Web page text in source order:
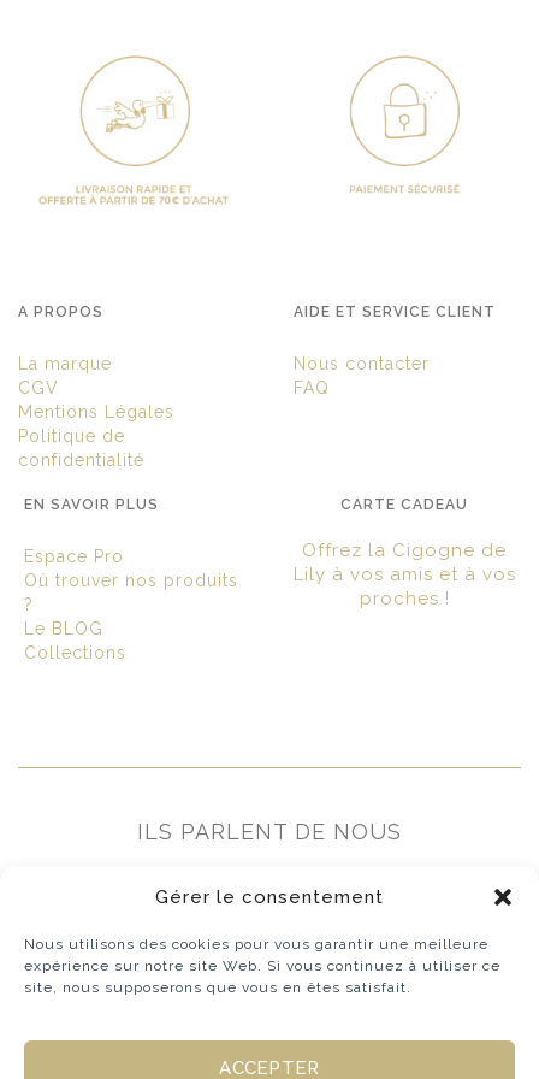
Gérer le consentement
Nous utilisons des cookies pour vous garantir une meilleure
expérience sur notre site Web. Si vous continuez à utiliser ce
site, nous supposerons que vous en êtes satisfait.
ACCEPTER
A PROPOS
La marque
CGV
Mentions Légales
Politique de
confidentialité
AIDE ET SERVICE CLIENT
Nous contacter
FAQ
EN SAVOIR PLUS
Espace Pro
Où trouver nos produits
?
Le BLOG
Collections
CARTE CADEAU
Offrez la Cigogne de
Lily à vos amis et à vos
proches !
ILS PARLENT DE NOUS